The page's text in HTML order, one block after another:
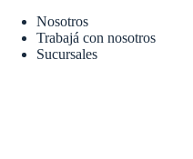
Nosotros
Trabajá con nosotros
Sucursales